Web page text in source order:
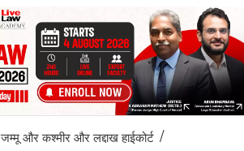
जम्मू और कश्मीर और लद्दाख हाईकोर्ट /